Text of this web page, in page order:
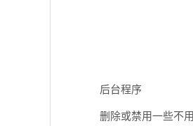
后台程序
删除或禁用一些不